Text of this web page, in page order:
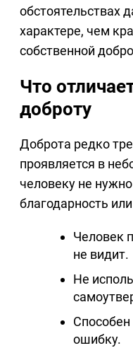
обстоятельствах
характере, чем
собственной
Что
доброту
Доброта редко
проявляется в
человеку не
благодарность
Человек
не видит.
Не
ошибку.